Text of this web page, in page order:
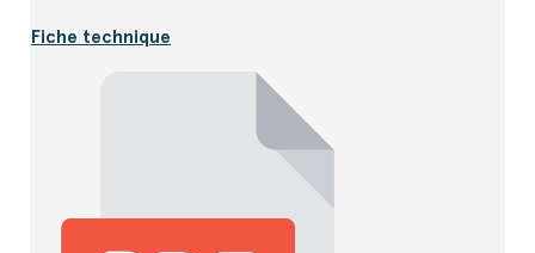
Fiche technique